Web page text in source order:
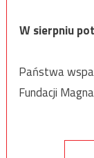
W sierpniu
Państwa
Fundacji